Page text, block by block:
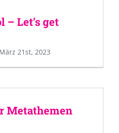
– Let’s get
März 21st, 2023
Metathemen